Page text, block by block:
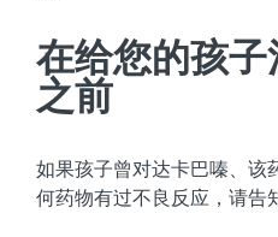
在给您的孩
之前
如果孩子曾对达卡巴嗪、该
何药物有过不良反应，请告